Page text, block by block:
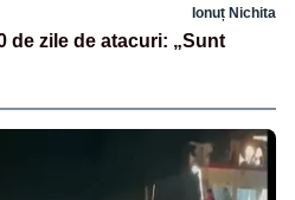
Ionuț Nichita
de zile de atacuri: „Sunt